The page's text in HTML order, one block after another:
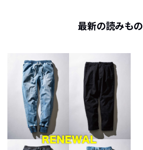
最新の読みもの